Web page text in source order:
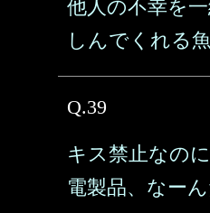
他人の不幸を
しんでくれる
Q.39
キス禁止なの
電製品、なーん